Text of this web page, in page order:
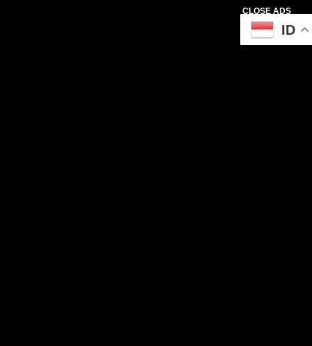
CLOSE ADS
ID